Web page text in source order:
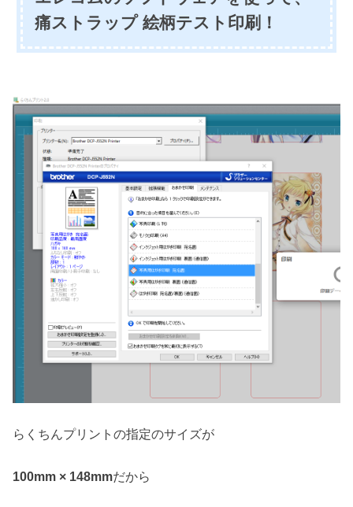
痛ストラップ 絵柄テスト印刷！
らくちんプリントの指定のサイズが
100mm × 148mmだから